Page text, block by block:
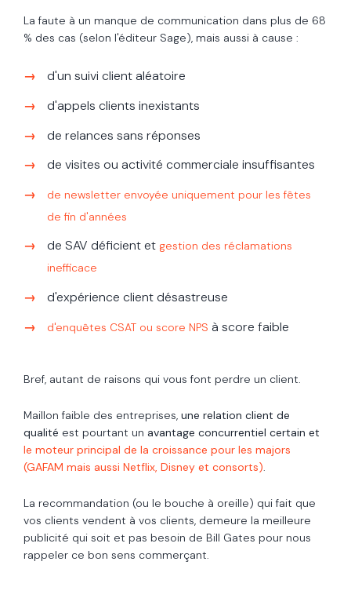
La faute à un manque de communication dans plus de 68
% des cas (selon l'éditeur Sage), mais aussi à cause :
d'un suivi client aléatoire
d'appels clients inexistants
de relances sans réponses
de visites ou activité commerciale insuffisantes
de newsletter envoyée uniquement pour les fêtes
de fin d'années
de SAV déficient et gestion des réclamations
inefficace
d'expérience client désastreuse
d'enquêtes CSAT ou score NPS à score faible
Bref, autant de raisons qui vous font perdre un client.
Maillon faible des entreprises, une relation client de
qualité est pourtant un avantage concurrentiel certain et
le moteur principal de la croissance pour les majors
(GAFAM mais aussi Netflix, Disney et consorts).
La recommandation (ou le bouche à oreille) qui fait que
vos clients vendent à vos clients, demeure la meilleure
publicité qui soit et pas besoin de Bill Gates pour nous
rappeler ce bon sens commerçant.